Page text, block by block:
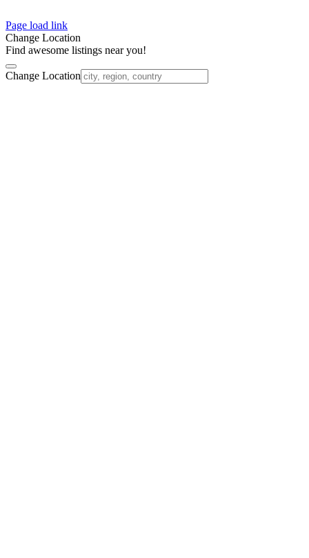
Page load link
Change Location
Find awesome listings near you!
Change Location